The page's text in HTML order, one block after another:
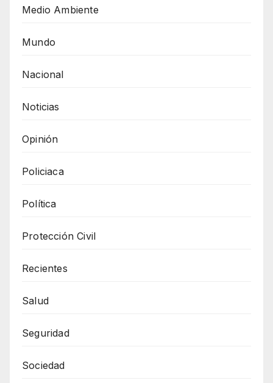
Medio Ambiente
Mundo
Nacional
Noticias
Opinión
Policiaca
Política
Protección Civil
Recientes
Salud
Seguridad
Sociedad